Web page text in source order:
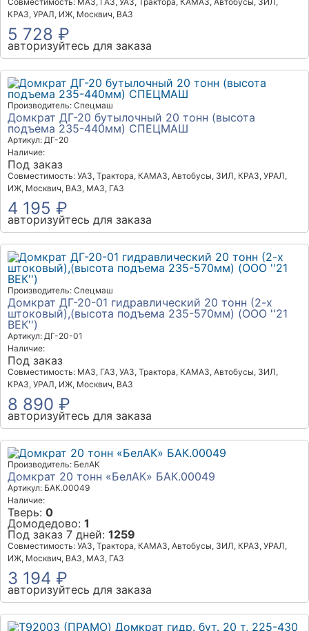
КРАЗ, УРАЛ, ИЖ, Москвич, ВАЗ
5 728 ₽
авторизуйтесь для заказа
Производитель: Спецмаш
Домкрат ДГ-20 бутылочный 20 тонн (высота
подъема 235-440мм) СПЕЦМАШ
Артикул: ДГ-20
Наличие:
Под заказ
Совместимость: УАЗ, Трактора, КАМАЗ, Автобусы, ЗИЛ, КРАЗ, УРАЛ,
ИЖ, Москвич, ВАЗ, МАЗ, ГАЗ
4 195 ₽
авторизуйтесь для заказа
Производитель: Спецмаш
Домкрат ДГ-20-01 гидравлический 20 тонн (2-х
штоковый),(высота подъема 235-570мм) (ООО ''21
ВЕК'')
Артикул: ДГ-20-01
Наличие:
Под заказ
Совместимость: МАЗ, ГАЗ, УАЗ, Трактора, КАМАЗ, Автобусы, ЗИЛ,
КРАЗ, УРАЛ, ИЖ, Москвич, ВАЗ
8 890 ₽
авторизуйтесь для заказа
Производитель: БелАК
Домкрат 20 тонн «БелАК» БАК.00049
Артикул: БАК.00049
Наличие:
Тверь: 0
Домодедово: 1
Под заказ 7 дней: 1259
Совместимость: УАЗ, Трактора, КАМАЗ, Автобусы, ЗИЛ, КРАЗ, УРАЛ,
ИЖ, Москвич, ВАЗ, МАЗ, ГАЗ
3 194 ₽
авторизуйтесь для заказа